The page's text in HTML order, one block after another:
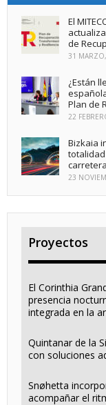
El
de
31
¿Están
Plan de
22
Bizkaia
23
Proyectos
El Corinthia
presencia
integrada en la
Quintanar de la
con soluciones
Snøhetta
acompañar el